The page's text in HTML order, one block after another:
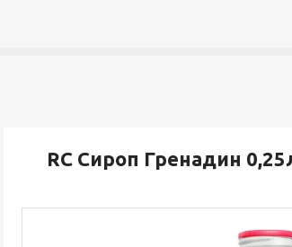
RC Сироп Гренадин